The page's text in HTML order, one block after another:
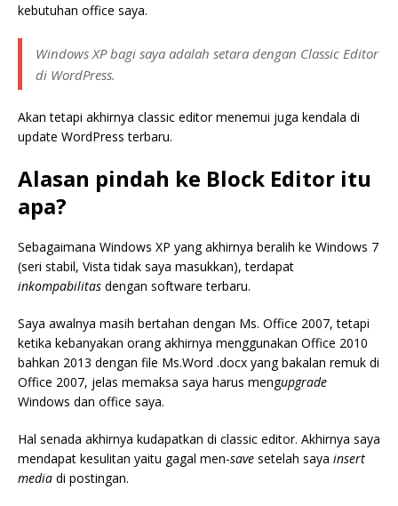
kebutuhan office saya.
Windows XP bagi saya adalah setara dengan Classic Editor
di WordPress.
Akan tetapi akhirnya classic editor menemui juga kendala di
update WordPress terbaru.
Alasan pindah ke Block Editor itu
apa?
Sebagaimana Windows XP yang akhirnya beralih ke Windows 7
(seri stabil, Vista tidak saya masukkan), terdapat
inkompabilitas dengan software terbaru.
Saya awalnya masih bertahan dengan Ms. Office 2007, tetapi
ketika kebanyakan orang akhirnya menggunakan Office 2010
bahkan 2013 dengan file Ms.Word .docx yang bakalan remuk di
Office 2007, jelas memaksa saya harus mengupgrade
Windows dan office saya.
Hal senada akhirnya kudapatkan di classic editor. Akhirnya saya
mendapat kesulitan yaitu gagal men-save setelah saya insert
media di postingan.